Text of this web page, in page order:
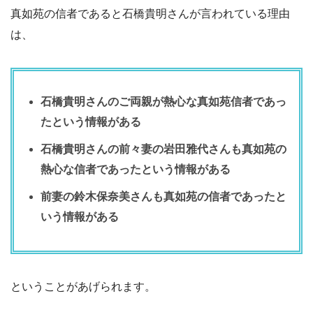
真如苑の信者であると石橋貴明さんが言われている理由
は、
石橋貴明さんのご両親が熱心な真如苑信者であっ
たという情報がある
石橋貴明さんの前々妻の岩田雅代さんも真如苑の
熱心な信者であったという情報がある
前妻の鈴木保奈美さんも真如苑の信者であったと
いう情報がある
ということがあげられます。